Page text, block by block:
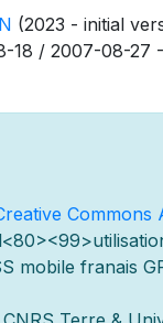
(2023 - initial
18 / 2007-08-27
mobile franais